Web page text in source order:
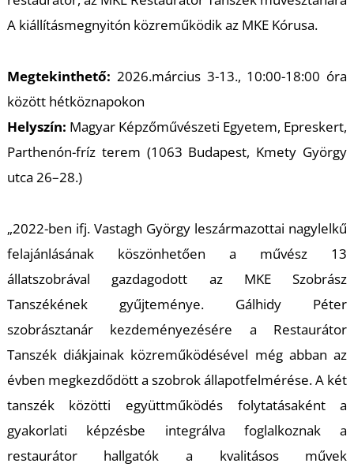
A kiállításmegnyitón közreműködik az MKE Kórusa.
Megtekinthető: 2026.március 3-13., 10:00-18:00 óra
között hétköznapokon
Helyszín: Magyar Képzőművészeti Egyetem, Epreskert,
Parthenón-fríz terem (1063 Budapest, Kmety György
utca 26–28.)
„2022-ben ifj. Vastagh György leszármazottai nagylelkű
felajánlásának köszönhetően a művész 13
állatszobrával gazdagodott az MKE Szobrász
Tanszékének gyűjteménye. Gálhidy Péter
szobrásztanár kezdeményezésére a Restaurátor
Tanszék diákjainak közreműködésével még abban az
évben megkezdődött a szobrok állapotfelmérése. A két
tanszék közötti együttműködés folytatásaként a
gyakorlati képzésbe integrálva foglalkoznak a
restaurátor hallgatók a kvalitásos művek